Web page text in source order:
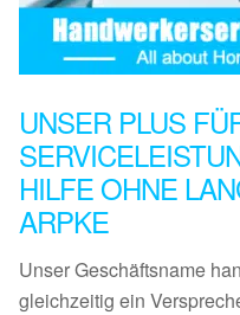
UNSER PLUS
HILFE OHNE
ARPKE
Unser Geschäftsname
gleichzeitig ein